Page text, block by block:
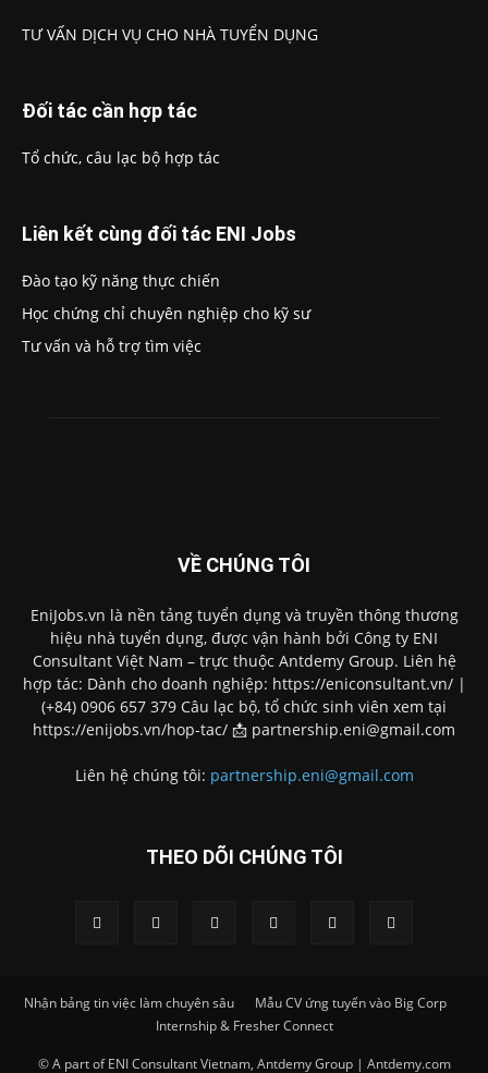
TƯ VẤN DỊCH VỤ CHO NHÀ TUYỂN DỤNG
Đối tác cần hợp tác
Tổ chức, câu lạc bộ hợp tác
Liên kết cùng đối tác ENI Jobs
Đào tạo kỹ năng thực chiến
Học chứng chỉ chuyên nghiệp cho kỹ sư
Tư vấn và hỗ trợ tìm việc
VỀ CHÚNG TÔI
EniJobs.vn là nền tảng tuyển dụng và truyền thông thương
hiệu nhà tuyển dụng, được vận hành bởi Công ty ENI
Consultant Việt Nam – trực thuộc Antdemy Group. Liên hệ
hợp tác: Dành cho doanh nghiệp: https://eniconsultant.vn/ |
(+84) 0906 657 379 Câu lạc bộ, tổ chức sinh viên xem tại
https://enijobs.vn/hop-tac/ 📩 partnership.eni@gmail.com
Liên hệ chúng tôi: partnership.eni@gmail.com
THEO DÕI CHÚNG TÔI
Nhận bảng tin việc làm chuyên sâu
Mẫu CV ứng tuyển vào Big Corp
Internship & Fresher Connect
© A part of ENI Consultant Vietnam, Antdemy Group | Antdemy.com